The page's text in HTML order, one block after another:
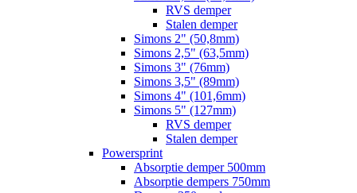
RVS demper
Stalen demper
Simons 2" (50,8mm)
Simons 2,5" (63,5mm)
Simons 3" (76mm)
Simons 3,5" (89mm)
Simons 4" (101,6mm)
Simons 5" (127mm)
RVS demper
Stalen demper
Powersprint
Absorptie demper 500mm
Absorptie dempers 750mm